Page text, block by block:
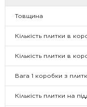
Товщина
Кількість плитки в
Кількість плитки в
Вага 1 коробки з
Кількість плитки на